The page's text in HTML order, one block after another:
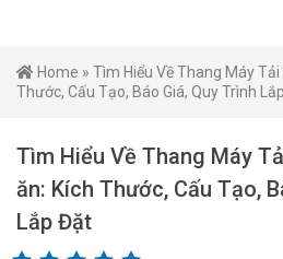
Home » Tìm Hiểu Về Thang Máy
Thước, Cấu Tạo, Báo Giá, Quy Trình
Tìm Hiểu Về Thang Máy
ăn: Kích Thước, Cấu Tạo,
Lắp Đặt